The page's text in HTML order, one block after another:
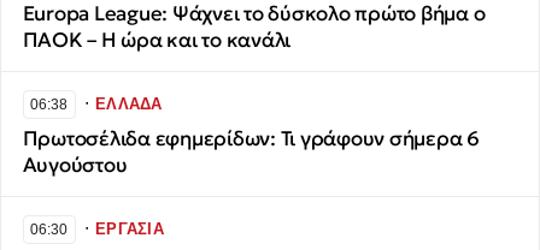
Europa League: Ψάχνει το δύσκολο πρώτο βήμα ο
ΠΑΟΚ – Η ώρα και το κανάλι
06:38 ∙ΕΛΛΑΔΑ
Πρωτοσέλιδα εφημερίδων: Τι γράφουν σήμερα 6
Αυγούστου
06:30 ∙ΕΡΓΑΣΙΑ